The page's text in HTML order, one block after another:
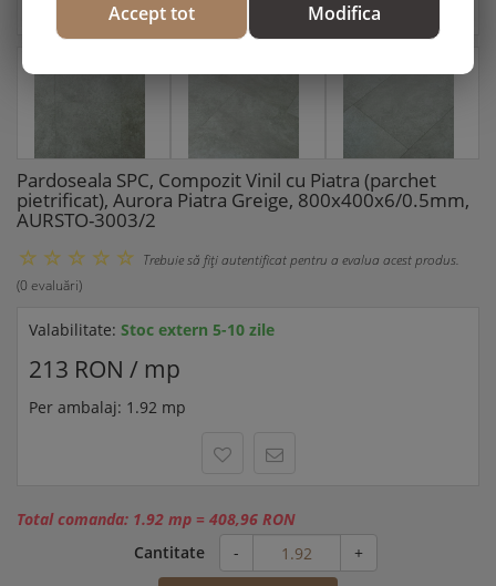
Pardoseala SPC, Compozit Vinil cu Piatra (parchet
pietrificat), Aurora Piatra Greige, 800x400x6/0.5mm,
AURSTO-3003/2
Trebuie să fiţi autentificat pentru a evalua acest produs.
(0 evaluări)
Valabilitate: Stoc extern 5-10 zile
213 RON / mp
Per ambalaj: 1.92 mp
Total comanda: 1.92 mp = 408,96 RON
Cantitate
- +
Accept tot Modifica